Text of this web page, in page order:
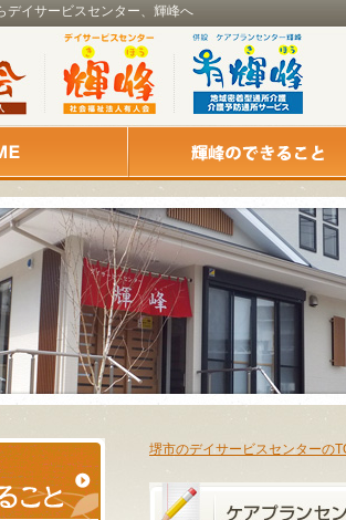
デイサービスセンター、輝峰へ
堺市のデイサービスセンターの